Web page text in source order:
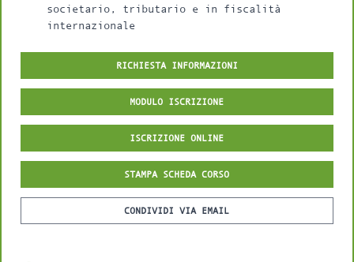
societario, tributario e in fiscalità
internazionale
RICHIESTA INFORMAZIONI
MODULO ISCRIZIONE
ISCRIZIONE ONLINE
STAMPA SCHEDA CORSO
CONDIVIDI VIA EMAIL